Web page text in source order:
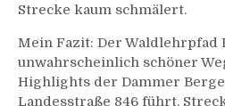
Strecke kaum schmälert.
Mein Fazit: Der Waldlehrpfad
unwahrscheinlich schöner
Highlights der Dammer
Landesstraße 846 führt.